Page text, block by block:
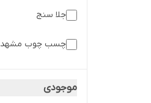
جلا سنج
چسب چوب مشهد
موجودی